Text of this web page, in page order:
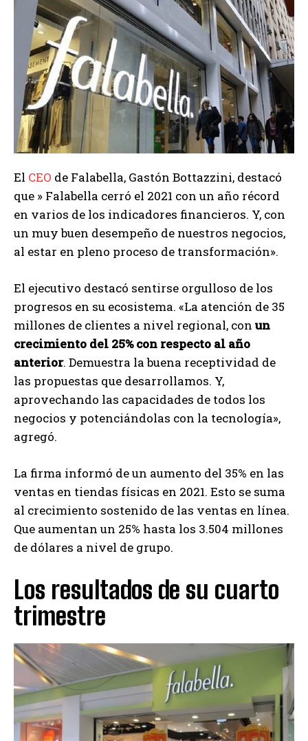
El CEO de Falabella, Gastón Bottazzini, destacó
que » Falabella cerró el 2021 con un año récord
en varios de los indicadores financieros. Y, con
un muy buen desempeño de nuestros negocios,
al estar en pleno proceso de transformación».
El ejecutivo destacó sentirse orgulloso de los
progresos en su ecosistema. «La atención de 35
millones de clientes a nivel regional, con un
crecimiento del 25% con respecto al año
anterior. Demuestra la buena receptividad de
las propuestas que desarrollamos. Y,
aprovechando las capacidades de todos los
negocios y potenciándolas con la tecnología»,
agregó.
La firma informó de un aumento del 35% en las
ventas en tiendas físicas en 2021. Esto se suma
al crecimiento sostenido de las ventas en línea.
Que aumentan un 25% hasta los 3.504 millones
de dólares a nivel de grupo.
Los resultados de su cuarto
trimestre